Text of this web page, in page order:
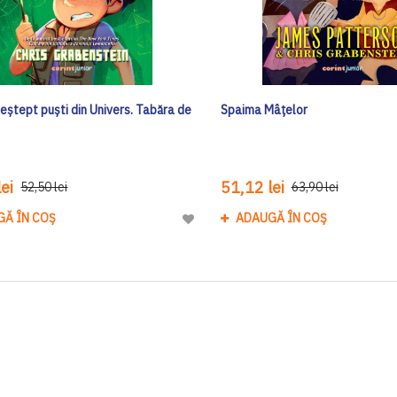
puști din Univers. Tabăra de
52,50 lei
ÎN COȘ
Adaugă
de
Spaima Mâțelor
51,12 lei 63,90 lei
ADAUGĂ ÎN COȘ